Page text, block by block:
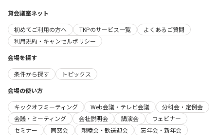
貸会議室ネット
初めてご利用の方へ
TKPのサービス一覧
よくあるご質問
利用規約・キャンセルポリシー
会場を探す
条件から探す
トピックス
会場の使い方
キックオフミーティング
Web会議・テレビ会議
分科会・定例会
会議・ミーティング
会社説明会 講演会
ウェビナー
セミナー
同窓会 親睦会・歓送迎会
忘年会・新年会